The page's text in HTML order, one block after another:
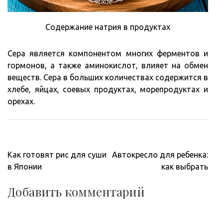
Содержание натрия в продуктах
Сера является компонентом многих ферментов и
гормонов, а также аминокислот, влияет на обмен
веществ. Сера в больших количествах содержится в
хлебе, яйцах, соевых продуктах, морепродуктах и
орехах.
Навигация
по
Как готовят рис для суши
в Японии
Автокресло для ребенка:
как выбрать
Добавить комментарий